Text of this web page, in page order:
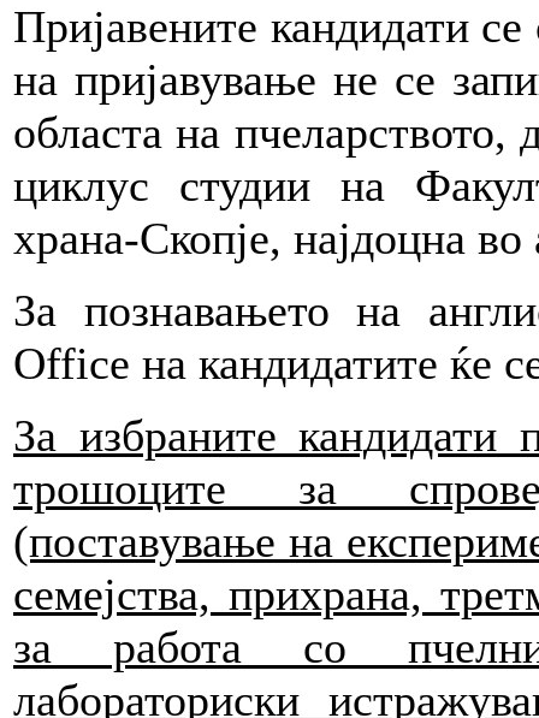
Пријавените кандидати
на пријавување не се
областа на пчеларството,
циклус студии на
храна-Скопје, најдоцна
За познавањето на
Office на кандидатите ќе
За избраните кандидати
трошоците за
(поставување на
семејства, прихрана,
за работа со
лабораториски